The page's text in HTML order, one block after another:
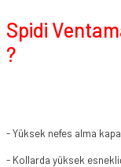
Spidi
?
- Yüksek nefes alma
- Kollarda yüksek